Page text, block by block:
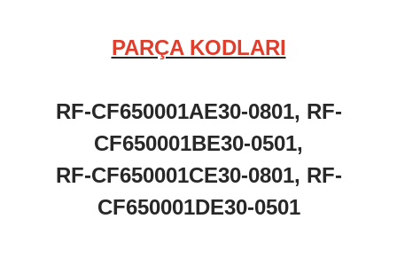
PARÇA KODLARI
RF-CF650001AE30-0801, RF-
CF650001BE30-0501,
RF-CF650001CE30-0801, RF-
CF650001DE30-0501